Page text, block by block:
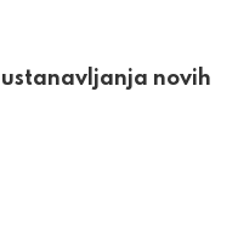
ustanavljanja novih